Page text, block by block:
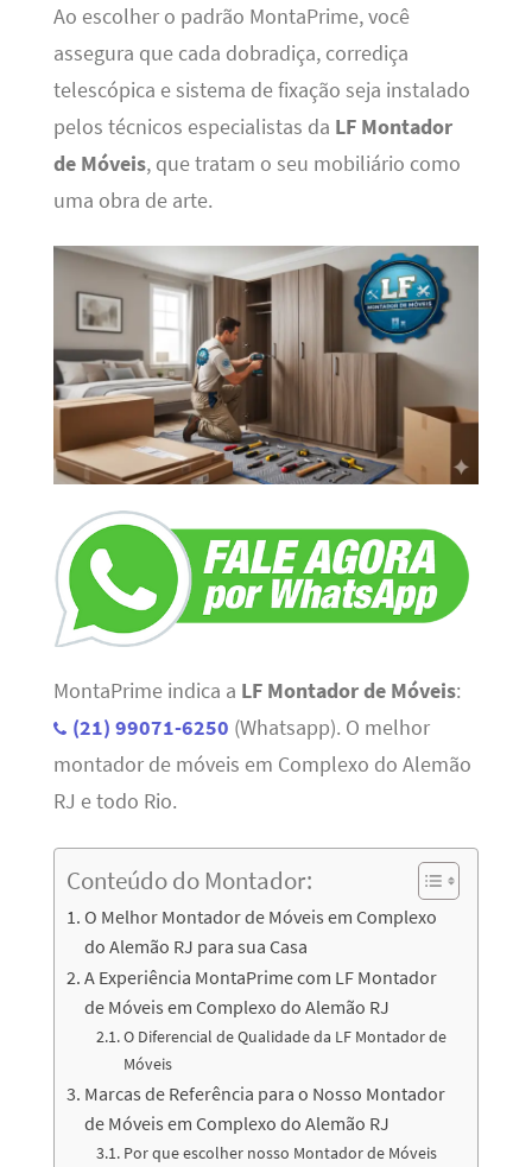
Ao escolher o padrão MontaPrime, você
assegura que cada dobradiça, corrediça
telescópica e sistema de fixação seja instalado
pelos técnicos especialistas da LF Montador
de Móveis, que tratam o seu mobiliário como
uma obra de arte.
MontaPrime indica a LF Montador de Móveis:
(21) 99071-6250 (Whatsapp). O melhor
montador de móveis em Complexo do Alemão
RJ e todo Rio.
Conteúdo do Montador:
O Melhor Montador de Móveis em Complexo
do Alemão RJ para sua Casa
A Experiência MontaPrime com LF Montador
de Móveis em Complexo do Alemão RJ
O Diferencial de Qualidade da LF Montador de
Móveis
Marcas de Referência para o Nosso Montador
de Móveis em Complexo do Alemão RJ
Por que escolher nosso Montador de Móveis